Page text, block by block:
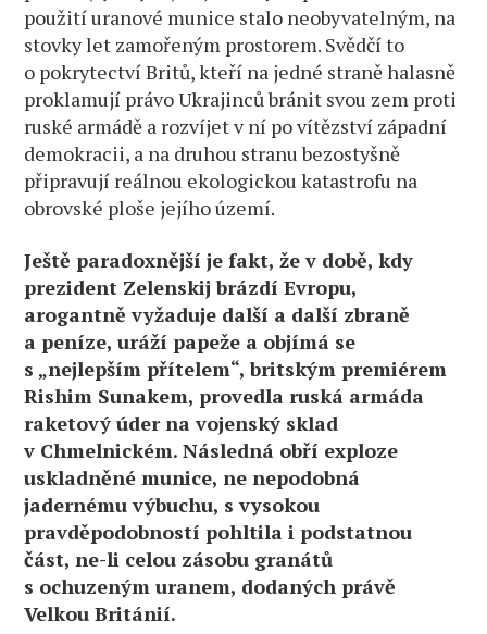
použití uranové munice stalo neobyvatelným, na
stovky let zamořeným prostorem. Svědčí to
o pokrytectví Britů, kteří na jedné straně halasně
proklamují právo Ukrajinců bránit svou zem proti
ruské armádě a rozvíjet v ní po vítězství západní
demokracii, a na druhou stranu bezostyšně
připravují reálnou ekologickou katastrofu na
obrovské ploše jejího území.
Ještě paradoxnější je fakt, že v době, kdy
prezident Zelenskij brázdí Evropu,
arogantně vyžaduje další a další zbraně
a peníze, uráží papeže a objímá se
s „nejlepším přítelem“, britským premiérem
Rishim Sunakem, provedla ruská armáda
raketový úder na vojenský sklad
v Chmelnickém. Následná obří exploze
uskladněné munice, ne nepodobná
jadernému výbuchu, s vysokou
pravděpodobností pohltila i podstatnou
část, ne-li celou zásobu granátů
s ochuzeným uranem, dodaných právě
Velkou Británií.